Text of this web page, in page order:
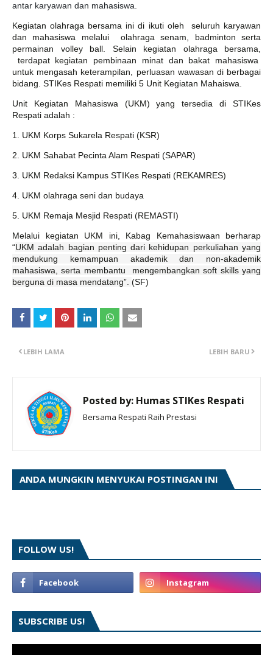
antar karyawan dan mahasiswa.
Kegiatan olahraga bersama ini di ikuti oleh seluruh karyawan
dan mahasiswa melalui olahraga senam, badminton serta
permainan volley ball. Selain kegiatan olahraga bersama,
terdapat kegiatan pembinaan minat dan bakat mahasiswa
untuk mengasah keterampilan, perluasan wawasan di berbagai
bidang. STIKes Respati memiliki 5 Unit Kegiatan Mahaiswa.
Unit Kegiatan Mahasiswa (UKM) yang tersedia di STIKes
Respati adalah :
1. UKM Korps Sukarela Respati (KSR)
2. UKM Sahabat Pecinta Alam Respati (SAPAR)
3. UKM Redaksi Kampus STIKes Respati (REKAMRES)
4. UKM olahraga seni dan budaya
5. UKM Remaja Mesjid Respati (REMASTI)
Melalui kegiatan UKM ini, Kabag Kemahasiswaan berharap
“UKM adalah bagian penting dari kehidupan perkuliahan yang
mendukung kemampuan akademik dan non-akademik
mahasiswa, serta membantu mengembangkan soft skills yang
berguna di masa mendatang”. (SF)
LEBIH BARU
LEBIH LAMA
Posted by: Humas STIKes Respati
Bersama Respati Raih Prestasi
ANDA MUNGKIN MENYUKAI POSTINGAN INI
FOLLOW US!
SUBSCRIBE US!